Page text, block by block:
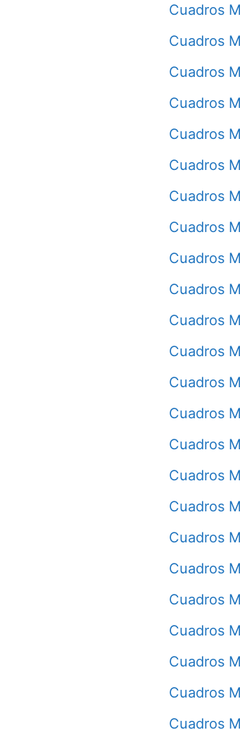
Cuadros
Cuadros
Cuadros
Cuadros
Cuadros
Cuadros
Cuadros
Cuadros
Cuadros
Cuadros
Cuadros
Cuadros
Cuadros
Cuadros
Cuadros
Cuadros
Cuadros
Cuadros
Cuadros
Cuadros
Cuadros
Cuadros
Cuadros
Cuadros